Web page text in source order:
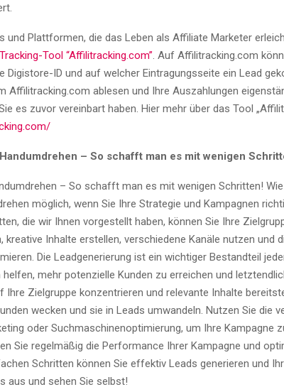
und Plattformen, die das Leben als Affiliate Marketer
Tracking-Tool “Affilitracking.com” . Auf Affilitracking.com
Digistore-ID und auf welcher Eintragungsseite ein Lead
Affilitracking.com ablesen und Ihre Auszahlungen
es zuvor vereinbart haben. Hier mehr über das Tool
– So schafft man es mit wenigen
– So schafft man es mit wenigen Schritten!
möglich, wenn Sie Ihre Strategie und Kampagnen
die wir Ihnen vorgestellt haben, können Sie Ihre
Inhalte erstellen, verschiedene Kanäle nutzen und
Die Leadgenerierung ist ein wichtiger Bestandteil
mehr potenzielle Kunden zu erreichen und
Ihre Zielgruppe konzentrieren und relevante Inhalte
wecken und sie in Leads umwandeln. Nutzen Sie die
oder Suchmaschinenoptimierung, um Ihre Kampagne
Sie regelmäßig die Performance Ihrer Kampagne und
Schritten können Sie effektiv Leads generieren und
aus und sehen Sie selbst!